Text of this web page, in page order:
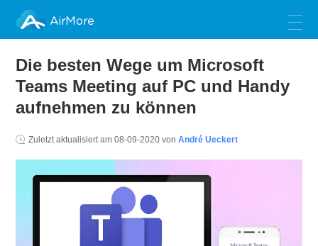
AirMore
Die besten Wege um Microsoft
Teams Meeting auf PC und Handy
aufnehmen zu können
Zuletzt aktualisiert am08-09-2020 vonAndré Ueckert